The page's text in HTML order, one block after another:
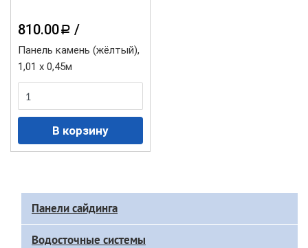
810.00 a /
Панель камень (жёлтый),
1,01 х 0,45м
Доп
меню
каталога
Панели сайдинга
Водосточные системы